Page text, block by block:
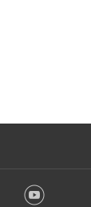
Youtube